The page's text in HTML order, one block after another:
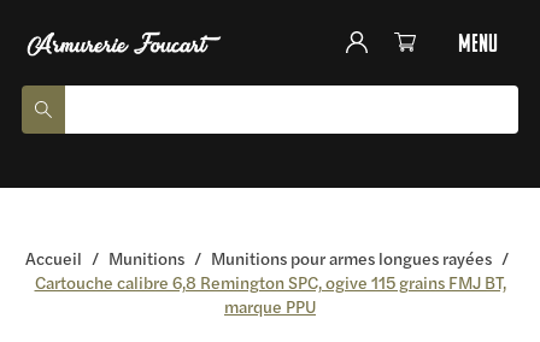
menu
Accueil / Munitions / Munitions pour armes longues rayées /
Cartouche calibre 6,8 Remington SPC, ogive 115 grains FMJ BT,
marque PPU